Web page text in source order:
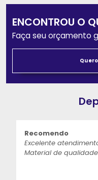
ENCONTROU O
Faça seu orçamento
Recomendo
Excelente
Material de